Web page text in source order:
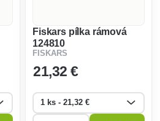
Fiskars pílka rámová
124810
FISKARS
21,32 €